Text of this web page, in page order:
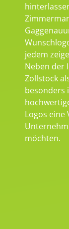
jedem
Neben der
Zollstock
besonders
Logos eine
möchten.